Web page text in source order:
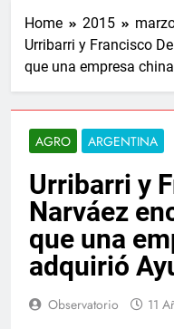
Home 2015
Urribarri y Francisco
que una empresa
AGRO ARGENTINA
Urribarri y
Narváez
que una
adquirió
Observatorio 11